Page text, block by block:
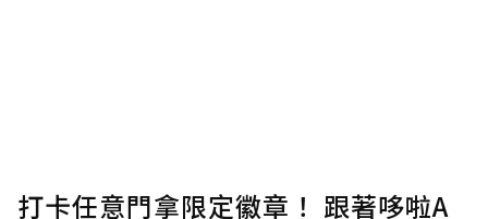
打卡任意門拿限定徽章！ 跟著哆啦A